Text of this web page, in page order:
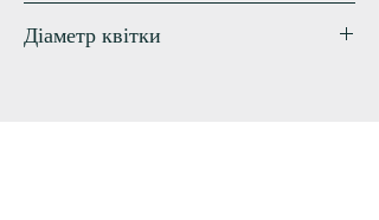
Діаметр квітки